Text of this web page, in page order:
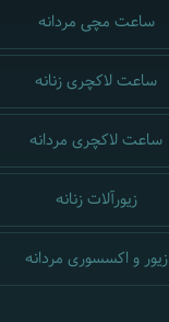
ساعت مچی مردانه
ساعت لاکچری زنانه
ساعت لاکچری مردانه
زیورآلات زنانه
زیور و اکسسوری مردانه